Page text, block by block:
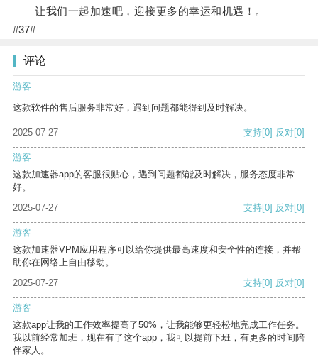
让我们一起加速吧，迎接更多的幸运和机遇！。
#37#
评论
游客
这款软件的售后服务非常好，遇到问题都能得到及时解决。
2025-07-27 支持[0] 反对[0]
游客
这款加速器app的客服很贴心，遇到问题都能及时解决，服务态度非常
好。
2025-07-27
支持[0] 反对[0]
游客
这款加速器VPM应用程序可以给你提供最高速度和安全性的连接，并帮
助你在网络上自由移动。
2025-07-27
支持[0] 反对[0]
游客
这款app让我的工作效率提高了50%，让我能够更轻松地完成工作任务。
我以前经常加班，现在有了这个app，我可以提前下班，有更多的时间陪
伴家人。